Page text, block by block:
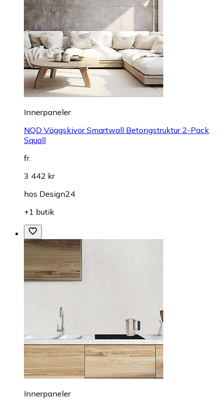
Innerpaneler
NQD Väggskivor Smartwall Betongstruktur 2-Pack
Squall
fr.
3 442 kr
hos Design24
+1 butik
Innerpaneler